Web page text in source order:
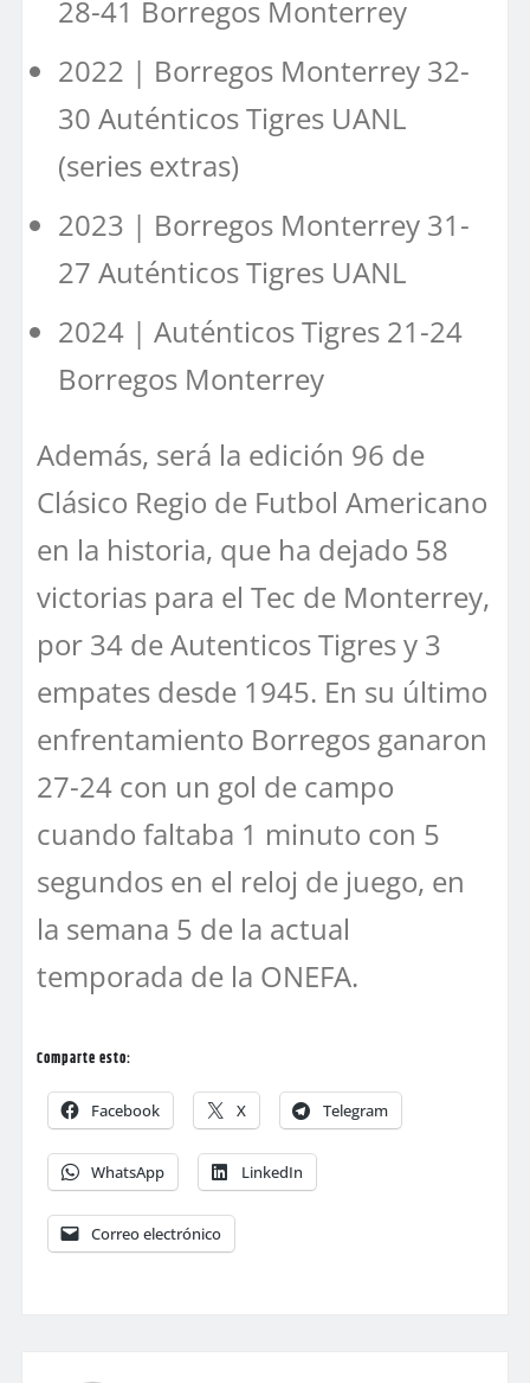
28-41 Borregos Monterrey
2022 | Borregos Monterrey 32-
30 Auténticos Tigres UANL
(series extras)
2023 | Borregos Monterrey 31-
27 Auténticos Tigres UANL
2024 | Auténticos Tigres 21-24
Borregos Monterrey
Además, será la edición 96 de
Clásico Regio de Futbol Americano
en la historia, que ha dejado 58
victorias para el Tec de Monterrey,
por 34 de Autenticos Tigres y 3
empates desde 1945. En su último
enfrentamiento Borregos ganaron
27-24 con un gol de campo
cuando faltaba 1 minuto con 5
segundos en el reloj de juego, en
la semana 5 de la actual
temporada de la ONEFA.
Comparte esto:
Facebook X Telegram
WhatsApp LinkedIn
Correo electrónico